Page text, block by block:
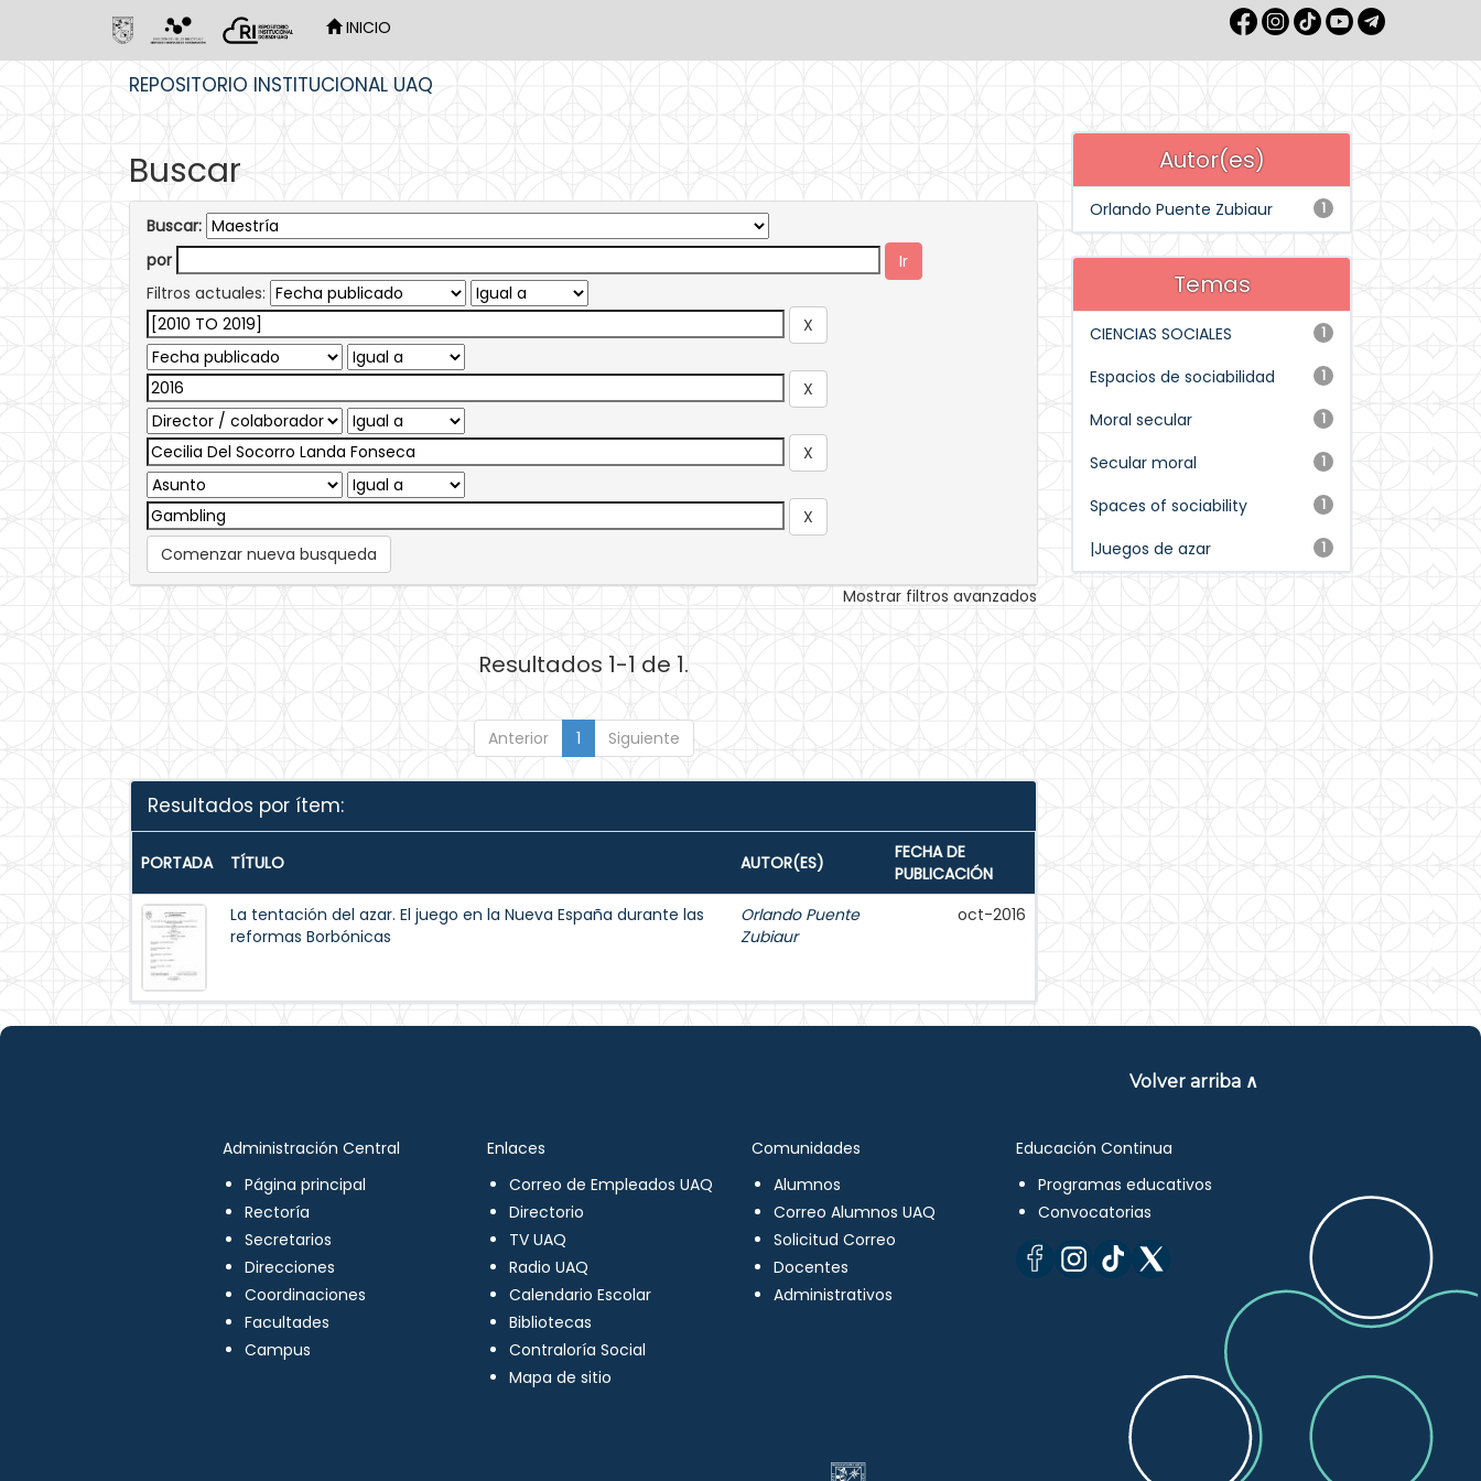
INICIO
REPOSITORIO INSTITUCIONAL UAQ
Buscar
Buscar:
por
Filtros actuales:
Comenzar nueva busqueda
Mostrar filtros avanzados
Resultados 1-1 de 1.
Anterior 1 Siguiente
Resultados por ítem:
PORTADA TÍTULO AUTOR(ES)
FECHA DE
PUBLICACIÓN
La tentación del azar. El juego en la Nueva España durante las
reformas Borbónicas
Orlando Puente
Zubiaur
oct-2016
Autor(es)
1
Orlando Puente Zubiaur
Temas
1
CIENCIAS SOCIALES
1
Espacios de sociabilidad
1
Moral secular
1
Secular moral
1
Spaces of sociability
1
|Juegos de azar
Volver arriba ∧
Administración Central
Página principal
Rectoría
Secretarios
Direcciones
Coordinaciones
Facultades
Campus
Enlaces
Correo de Empleados UAQ
Directorio
TV UAQ
Radio UAQ
Calendario Escolar
Bibliotecas
Contraloría Social
Mapa de sitio
Comunidades
Alumnos
Correo Alumnos UAQ
Solicitud Correo
Docentes
Administrativos
Educación Continua
Programas educativos
Convocatorias